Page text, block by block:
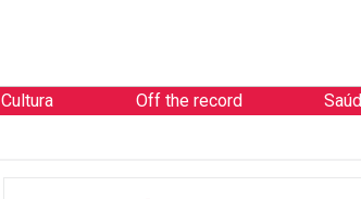
Cultura Off the record